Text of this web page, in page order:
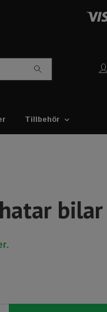
Tillbehör